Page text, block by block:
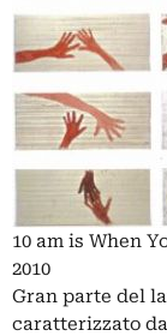
10 am is When
2010
Gran parte del
caratterizzato